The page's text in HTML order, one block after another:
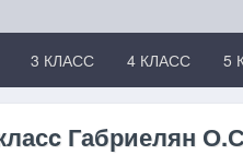
3 КЛАСС 4 КЛАСС 5
Габриелян